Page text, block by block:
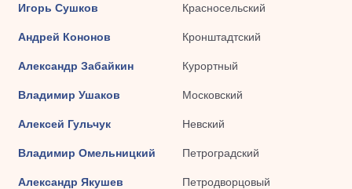
Игорь Сушков Красносельский
Андрей Кононов Кронштадтский
Александр Забайкин Курортный
Владимир Ушаков Московский
Алексей Гульчук Невский
Владимир Омельницкий Петроградский
Александр Якушев Петродворцовый